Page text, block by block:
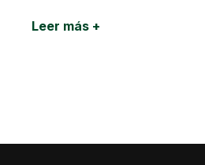
Leer más +